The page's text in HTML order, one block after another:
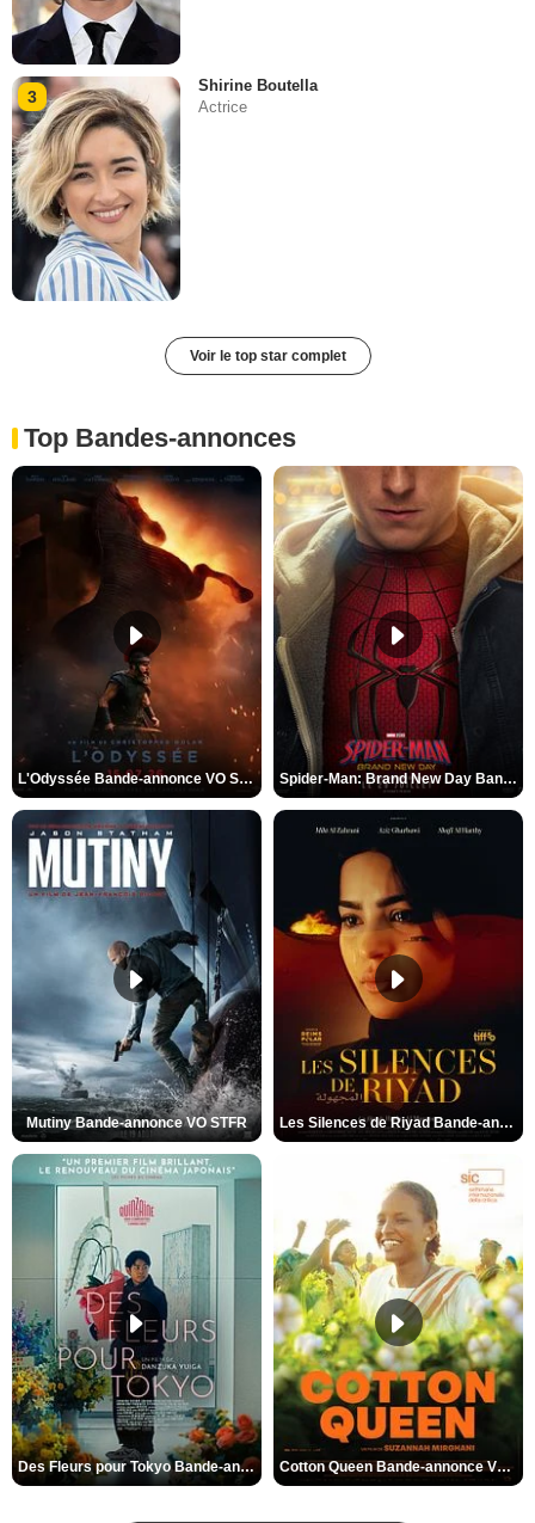
3
Shirine Boutella
Actrice
Voir le top star complet
Top Bandes-annonces
L'Odyssée Bande-annonce VO STFR Spider-Man: Brand New Day Bande-annonce VO STFR
Mutiny Bande-annonce VO STFR Les Silences de Riyad Bande-annonce VO STFR
Des Fleurs pour Tokyo Bande-annonce VO STFR Cotton Queen Bande-annonce VO STFR